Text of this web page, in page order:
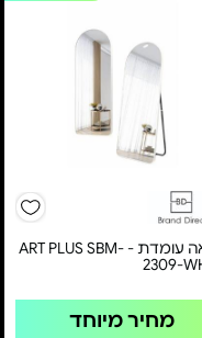
מראה עומדת - ART PLUS SBM-
2309-
מחיר מיוחד